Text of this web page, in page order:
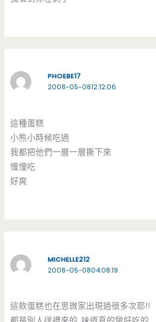
PHOEBE17
2008-05-0812:12:06
這種蛋糕
小熊小時候吃過
我都把他們一層一層撕下來
慢慢吃
好爽
MICHELLE212
2008-05-0804:08:19
這款蛋糕也在思微家出現過很多次耶!!